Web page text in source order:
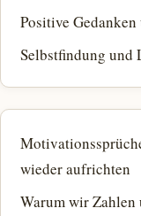
Positive
Selbstfindung und
wieder aufrichten
Warum wir Zahlen